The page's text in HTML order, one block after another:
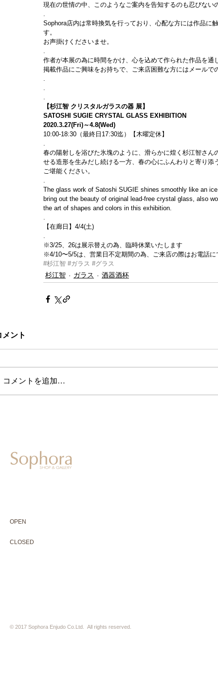
現在の世情の中、このようなご案内を告知するのも忍びな
.
Sophora店内は常時換気を行っており、心配な方には作品に
す。
お声掛けくださいませ。
.
作者が本展の為に時間をかけ、心を込めて作られた作品を
掲載作品にご興味をお持ちで、ご来店困難な方にはメールで
.
.
.​
【杉江智 クリスタルガラスの器 展】
SATOSHI SUGIE CRYSTAL GLASS EXHIBITION
2020.3.27(Fri)～4.8(Wed)
10:00-18:30（最終日17:30迄）【木曜定休】
.
春の陽射しを浴びた氷塊のように、滑らかに煌く杉江智さ
せる造形を生みだし続ける一方、春の心にふんわりと寄り
ご堪能ください。
.
The glass work of Satoshi SUGIE shines smoothly like an
bring out the beauty of original lead-free crystal glass, also
the art of shapes and colors in this exhibition.
.
【在廊日】4/4(土)
.
※3/25、26は展示替えの為、臨時休業いたします
※4/10〜5/5は、営業日不定期間の為、ご来店の際はお電話に
#杉江智 #ガラス #グラス
杉江智 ガラス 酒器酒杯
メント
コメントを追加…
OPEN
CLOSED
© 2017 Sophora Enjudo Co.Ltd. All rights reserved.